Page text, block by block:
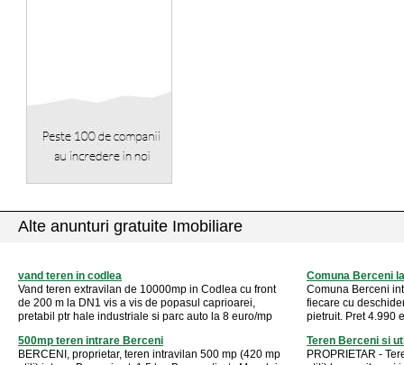
Alte anunturi gratuite Imobiliare
vand teren in codlea
Vand teren extravilan de 10000mp in Codlea cu front
de 200 m la DN1 vis a vis de popasul caprioarei,
pretabil ptr hale industriale si parc auto la 8 euro/mp
Comuna Berceni
Comuna Berceni
fiecare cu
pietruit. Pret 4.990
500mp teren intrare Berceni
BERCENI, proprietar, teren intravilan 500 mp (420 mp
Teren Berceni si
PROPRIETAR -